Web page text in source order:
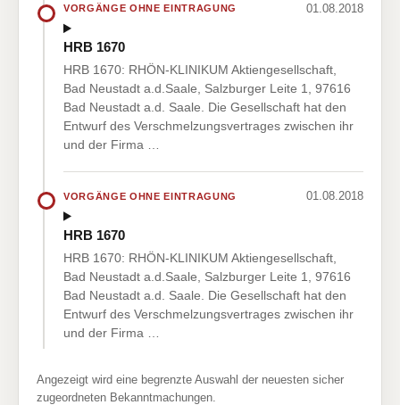
VORGÄNGE OHNE EINTRAGUNG 01.08.2018
HRB 1670
HRB 1670: RHÖN-KLINIKUM Aktiengesellschaft,
Bad Neustadt a.d.Saale, Salzburger Leite 1, 97616
Bad Neustadt a.d. Saale. Die Gesellschaft hat den
Entwurf des Verschmelzungsvertrages zwischen ihr
und der Firma …
VORGÄNGE OHNE EINTRAGUNG 01.08.2018
HRB 1670
HRB 1670: RHÖN-KLINIKUM Aktiengesellschaft,
Bad Neustadt a.d.Saale, Salzburger Leite 1, 97616
Bad Neustadt a.d. Saale. Die Gesellschaft hat den
Entwurf des Verschmelzungsvertrages zwischen ihr
und der Firma …
Angezeigt wird eine begrenzte Auswahl der neuesten sicher
zugeordneten Bekanntmachungen.